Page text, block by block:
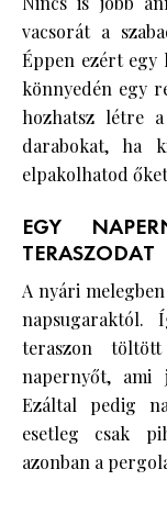
vacsorát a
Éppen ezért egy
könnyedén egy
hozhatsz létre a
darabokat, ha
elpakolhatod
EGY
TERASZODAT
A nyári
napsugaraktól.
teraszon
napernyőt,
Ezáltal pedig
esetleg csak
azonban a